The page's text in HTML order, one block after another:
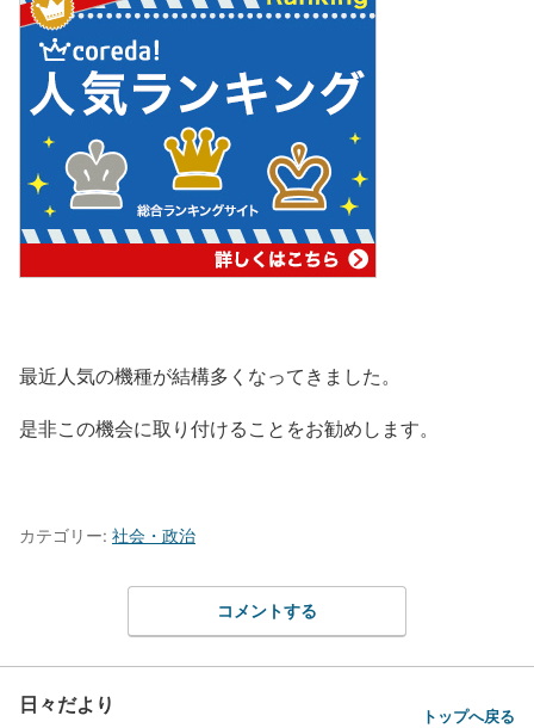
最近人気の機種が結構多くなってきました。
是非この機会に取り付けることをお勧めします。
カテゴリー: 社会・政治
コメントする
日々だより トップへ戻る